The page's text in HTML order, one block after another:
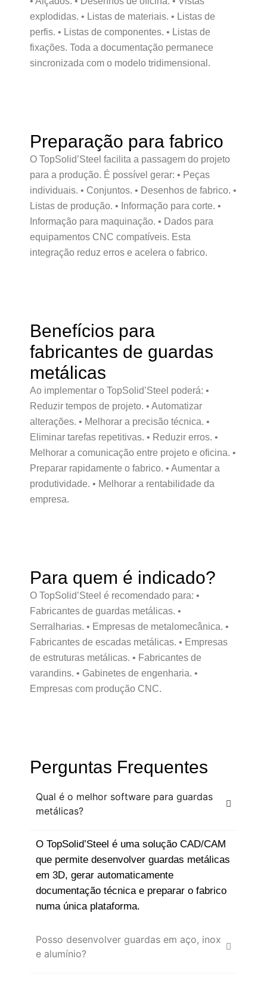
explodidas. • Listas de materiais. • Listas de
perfis. • Listas de componentes. • Listas de
fixações. Toda a documentação permanece
sincronizada com o modelo tridimensional.
Preparação para fabrico
O TopSolid’Steel facilita a passagem do projeto
para a produção. É possível gerar: • Peças
individuais. • Conjuntos. • Desenhos de fabrico. •
Listas de produção. • Informação para corte. •
Informação para maquinação. • Dados para
equipamentos CNC compatíveis. Esta
integração reduz erros e acelera o fabrico.
Benefícios para
fabricantes de guardas
metálicas
Ao implementar o TopSolid’Steel poderá: •
Reduzir tempos de projeto. • Automatizar
alterações. • Melhorar a precisão técnica. •
Eliminar tarefas repetitivas. • Reduzir erros. •
Melhorar a comunicação entre projeto e oficina. •
Preparar rapidamente o fabrico. • Aumentar a
produtividade. • Melhorar a rentabilidade da
empresa.
Para quem é indicado?
O TopSolid’Steel é recomendado para: •
Fabricantes de guardas metálicas. •
Serralharias. • Empresas de metalomecânica. •
Fabricantes de escadas metálicas. • Empresas
de estruturas metálicas. • Fabricantes de
varandins. • Gabinetes de engenharia. •
Empresas com produção CNC.
Perguntas Frequentes
Qual é o melhor software para guardas
metálicas?
O TopSolid’Steel é uma solução CAD/CAM
que permite desenvolver guardas metálicas
em 3D, gerar automaticamente
documentação técnica e preparar o fabrico
numa única plataforma.
Posso desenvolver guardas em aço, inox
e alumínio?